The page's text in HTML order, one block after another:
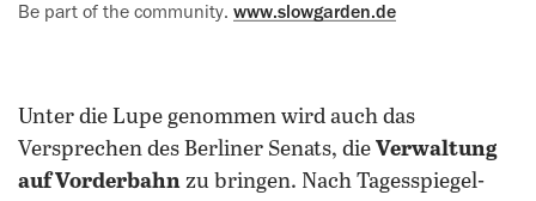
Be part of the community. www.slowgarden.de
Unter die Lupe genommen wird auch das
Versprechen des Berliner Senats, die Verwaltung
auf Vorderbahn zu bringen. Nach Tagesspiegel-